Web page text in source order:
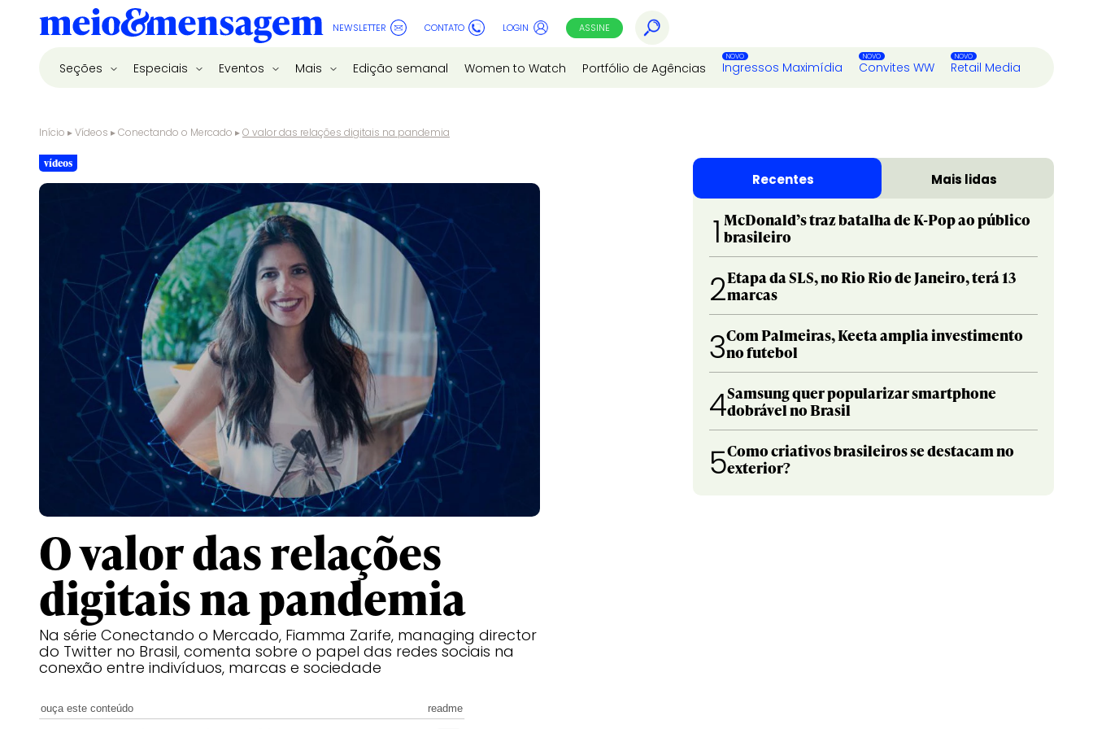
NEWSLETTER CONTATO LOGIN ASSINE
Seções Especiais Eventos Mais Edição semanal Women to Watch Portfólio de Agências Ingressos Maximídia Convites WW Retail Media
Início ▸Vídeos ▸Conectando o Mercado ▸O valor das relações digitais na pandemia
vídeos
O valor das relações
digitais na pandemia
Na série Conectando o Mercado, Fiamma Zarife, managing director
do Twitter no Brasil, comenta sobre o papel das redes sociais na
conexão entre indivíduos, marcas e sociedade
ouça este conteúdo readme
Recentes Mais lidas
1 McDonald’s traz batalha de K-Pop ao público
brasileiro
2Etapa da SLS, no Rio Rio de Janeiro, terá 13
marcas
3Com Palmeiras, Keeta amplia investimento
no futebol
4Samsung quer popularizar smartphone
dobrável no Brasil
5Como criativos brasileiros se destacam no
exterior?